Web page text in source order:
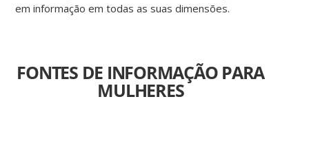
em informação em todas as suas dimensões.
FONTES DE INFORMAÇÃO PARA
MULHERES